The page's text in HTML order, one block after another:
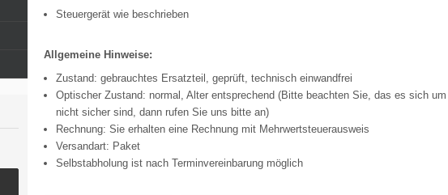
Steuergerät wie beschrieben
Allgemeine Hinweise:
Zustand: gebrauchtes Ersatzteil, geprüft, technisch einwandfrei
Optischer Zustand: normal, Alter entsprechend (Bitte beachten Sie, das es sich
nicht sicher sind, dann rufen Sie uns bitte an)
Rechnung: Sie erhalten eine Rechnung mit Mehrwertsteuerausweis
Versandart: Paket
Selbstabholung ist nach Terminvereinbarung möglich